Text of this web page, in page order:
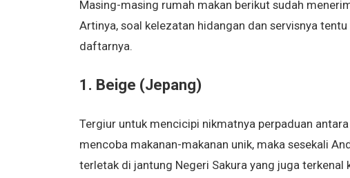
Masing-masing rumah makan berikut sudah
Artinya, soal kelezatan hidangan dan servisnya
daftarnya.
1. Beige (Jepang)
Tergiur untuk mencicipi nikmatnya perpaduan
mencoba makanan-makanan unik, maka sesekali
terletak di jantung Negeri Sakura yang juga terkenal